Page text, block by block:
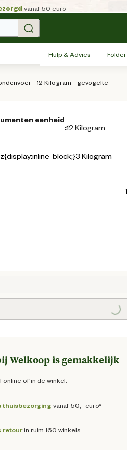
vanaf 50 euro
Hulp & Advies Folder
- 12 Kilogram - gevogelte
eenheid
:12 Kilogram
Loading...
Welkoop is gemakkelijk
online of in de winkel.
thuisbezorging vanaf 50,- euro*
retourin ruim 160 winkels